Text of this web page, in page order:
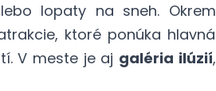
lopaty na sneh. Okrem
ktoré ponúka hlavná
V meste je aj galéria ilúzií,